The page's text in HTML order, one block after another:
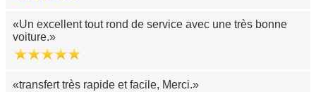
Un excellent tout rond de service avec une très bonne
voiture.
transfert très rapide et facile, Merci.